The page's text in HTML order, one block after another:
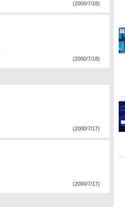
(2000/7/18)
(2000/7/18)
(2000/7/17)
(2000/7/17)